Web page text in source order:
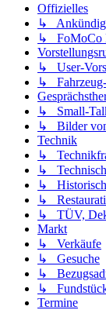
Offizielles
↳
↳ FoMoCo
↳ User-
↳
↳ Small-
↳ Bilder
Technik
↳
↳
↳
↳
↳ TÜV,
Markt
↳ Verkäufe
↳ Gesuche
↳
↳
Termine